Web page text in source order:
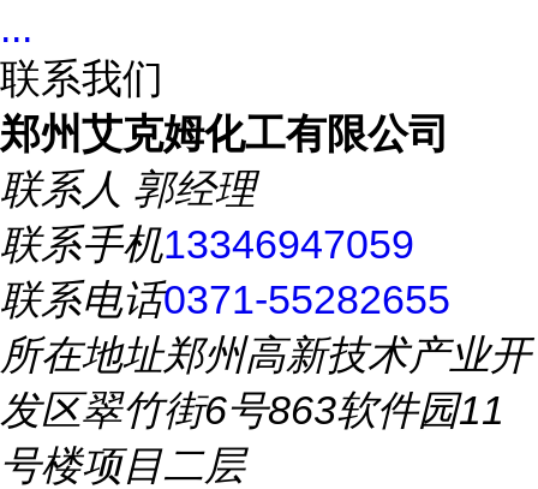
...
联系我们
郑州艾克姆化工有限公司
联系人 郭经理
联系手机13346947059
联系电话0371-55282655
所在地址郑州高新技术产业开
发区翠竹街6号863软件园11
号楼项目二层